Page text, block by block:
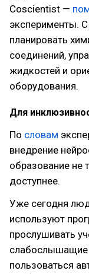
Coscientist —
эксперименты.
планировать
соединений,
жидкостей и
оборудования.
Для
По словам
внедрение
образование не
доступнее.
Уже сегодня
используют
прослушивать
слабослышащие
пользоваться